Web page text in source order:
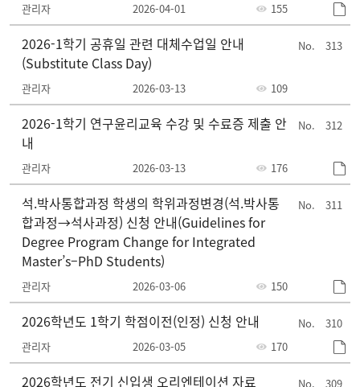
관리자 2026-04-01 155
313
2026-1학기 공휴일 관련 대체수업일 안내
(Substitute Class Day)
관리자 2026-03-13 109
312
2026-1학기 연구윤리교육 수강 및 수료증 제출 안
내
관리자 2026-03-13 176
311
석.박사통합과정 학생의 학위과정변경(석.박사통
합과정→석사과정) 신청 안내(Guidelines for
Degree Program Change for Integrated
Master’s–PhD Students)
관리자 2026-03-06 150
310
2026학년도 1학기 학점이전(인정) 신청 안내
관리자 2026-03-05 170
309
2026학년도 전기 신입생 오리엔테이션 자료